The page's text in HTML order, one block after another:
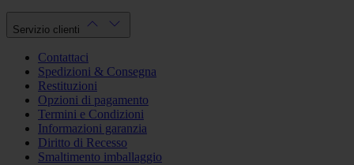
Servizio clienti
Contattaci
Spedizioni & Consegna
Restituzioni
Opzioni di pagamento
Termini e Condizioni
Informazioni garanzia
Diritto di Recesso
Smaltimento imballaggio